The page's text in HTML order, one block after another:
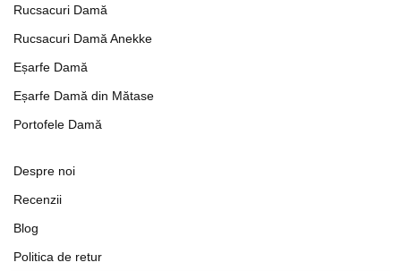
Rucsacuri Damă
Rucsacuri Damă Anekke
Eșarfe Damă
Eșarfe Damă din Mătase
Portofele Damă
Despre noi
Recenzii
Blog
Politica de retur